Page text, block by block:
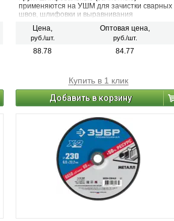
применяются на УШМ для зачистки сварных
швов, шлифовки и выравнивания
ржавчины с делалей и заготовок.
Цена,
руб./шт.
Оптовая цена,
руб./шт.
88.78 84.77
Купить в 1 клик
Добавить в корзину